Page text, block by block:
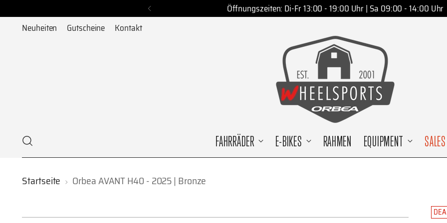
Öffnungszeiten: Di-Fr 13:00 - 19:00 Uhr | Sa 09:00 - 14:00 Uhr
Neuheiten
Gutscheine Kontakt
FAHRRÄDER E-BIKES RAHMEN EQUIPMENT SALES
Startseite Orbea AVANT H40 - 2025 | Bronze